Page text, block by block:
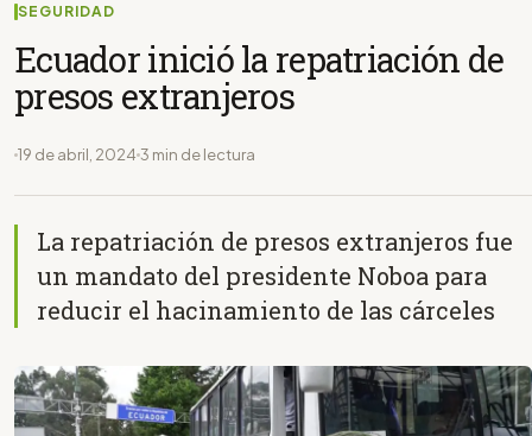
SEGURIDAD
Ecuador inició la repatriación de
presos extranjeros
19 de abril, 2024 3 min de lectura
La repatriación de presos extranjeros fue
un mandato del presidente Noboa para
reducir el hacinamiento de las cárceles